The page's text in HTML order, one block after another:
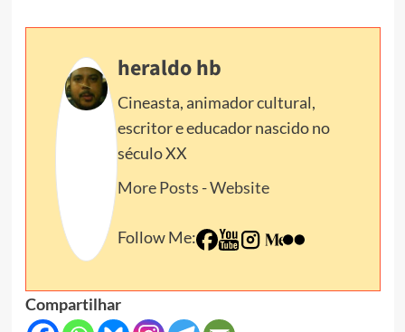
heraldo hb
Cineasta, animador cultural,
escritor e educador nascido no
século XX
More Posts -Website
Follow Me:
Compartilhar